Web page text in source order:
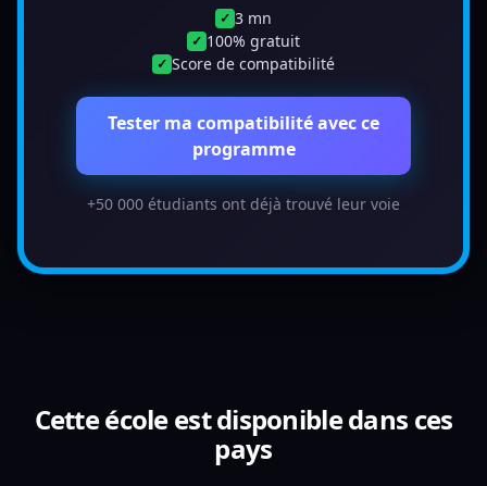
✓ 3 mn
✓ 100% gratuit
✓ Score de compatibilité
Tester ma compatibilité avec ce
programme
+50 000 étudiants ont déjà trouvé leur voie
Cette école est disponible dans ces
pays